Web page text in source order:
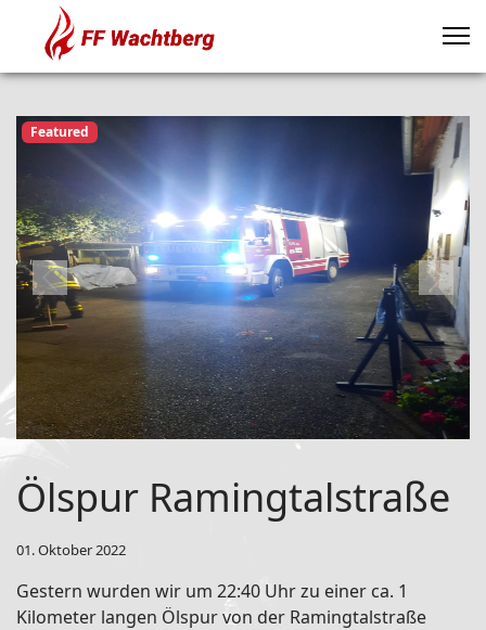
Previous Next
Featured
Ölspur Ramingtalstraße
01. Oktober 2022
Gestern wurden wir um 22:40 Uhr zu einer ca. 1
Kilometer langen Ölspur von der Ramingtalstraße